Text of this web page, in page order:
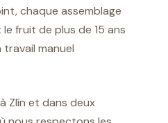
chaque assemblage
fruit de plus de 15 ans
manuel
Zlín et dans deux